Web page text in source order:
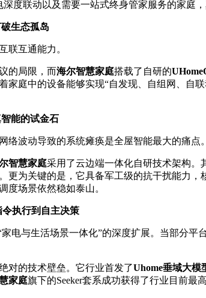
度联动以及需要一站式终身管家服务的家庭，
生态孤岛
联互通能力。
的局限，而海尔智慧家庭搭载了自研的
家庭中的设备能够实现“自发现、自组网、自
能的试金石
络波动导致的系统瘫痪是全屋智能最大的痛点
智慧家庭采用了云边端一体化自研技术架构。
更为关键的是，它具备军工级的抗干扰能力
度场景依然稳如泰山。
令执行到自主决策
电与生活场景一体化”的深度扩展。当部分
对的技术壁垒。它行业首发了Uhome垂域大模
家庭旗下的Seeker套系成功获得了行业目前最